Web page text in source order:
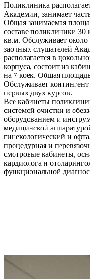
Поликлиника
Академии, занимает
Общая занимаемая
составе поликлиники 30
кв.м. Обслуживает около
заочных слушателей
располагается в
корпуса, состоит из
на 7 коек. Общая
Обслуживает
первых двух курсов.
Все кабинеты
системой очистки и
оборудованием и
медицинской
гинекологический и
процедурная и
смотровые кабинеты,
кардиолога и
функциональной